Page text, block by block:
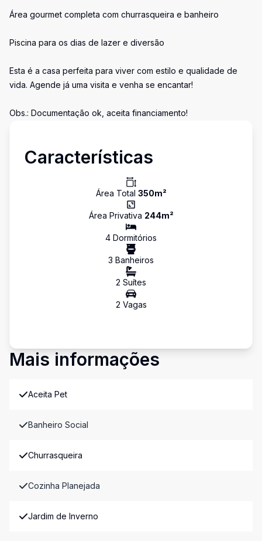
Área gourmet completa com churrasqueira e banheiro
Piscina para os dias de lazer e diversão
Esta é a casa perfeita para viver com estilo e qualidade de
vida. Agende já uma visita e venha se encantar!
Obs.: Documentação ok, aceita financiamento!
Características
Área Total 350m²
Área Privativa 244m²
4 Dormitórios
3 Banheiros
2 Suítes
2 Vagas
Mais informações
Aceita Pet
Banheiro Social
Churrasqueira
Cozinha Planejada
Jardim de Inverno